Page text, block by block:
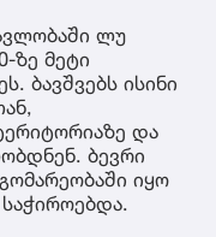
ლუ
ზე მეტი
ბავშვებს ისინი
და
ბევრი
იყო